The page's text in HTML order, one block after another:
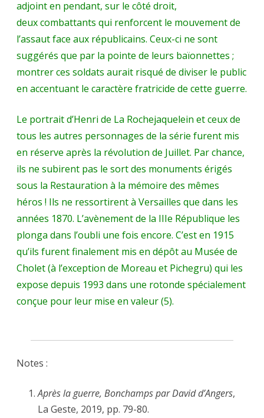
adjoint en pendant, sur le côté droit,
deux combattants qui renforcent le mouvement de
l’assaut face aux républicains. Ceux-ci ne sont
suggérés que par la pointe de leurs baïonnettes ;
montrer ces soldats aurait risqué de diviser le public
en accentuant le caractère fratricide de cette guerre.
Le portrait d’Henri de La Rochejaquelein et ceux de
tous les autres personnages de la série furent mis
en réserve après la révolution de Juillet. Par chance,
ils ne subirent pas le sort des monuments érigés
sous la Restauration à la mémoire des mêmes
héros ! Ils ne ressortirent à Versailles que dans les
années 1870. L’avènement de la IIIe République les
plonga dans l’oubli une fois encore. C’est en 1915
qu’ils furent finalement mis en dépôt au Musée de
Cholet (à l’exception de Moreau et Pichegru) qui les
expose depuis 1993 dans une rotonde spécialement
conçue pour leur mise en valeur (5).
Notes :
Après la guerre, Bonchamps par David d’Angers,
La Geste, 2019, pp. 79-80.